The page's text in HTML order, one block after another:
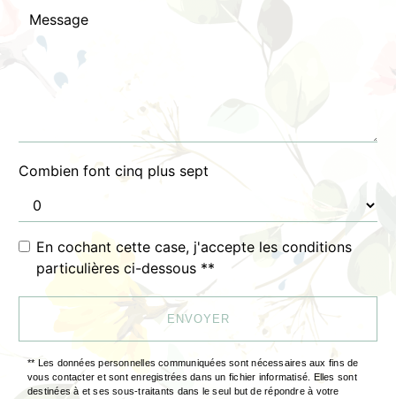
Combien font cinq plus sept
En cochant cette case, j'accepte les conditions
particulières ci-dessous **
ENVOYER
** Les données personnelles communiquées sont nécessaires aux fins de
vous contacter et sont enregistrées dans un fichier informatisé. Elles sont
destinées à et ses sous-traitants dans le seul but de répondre à votre